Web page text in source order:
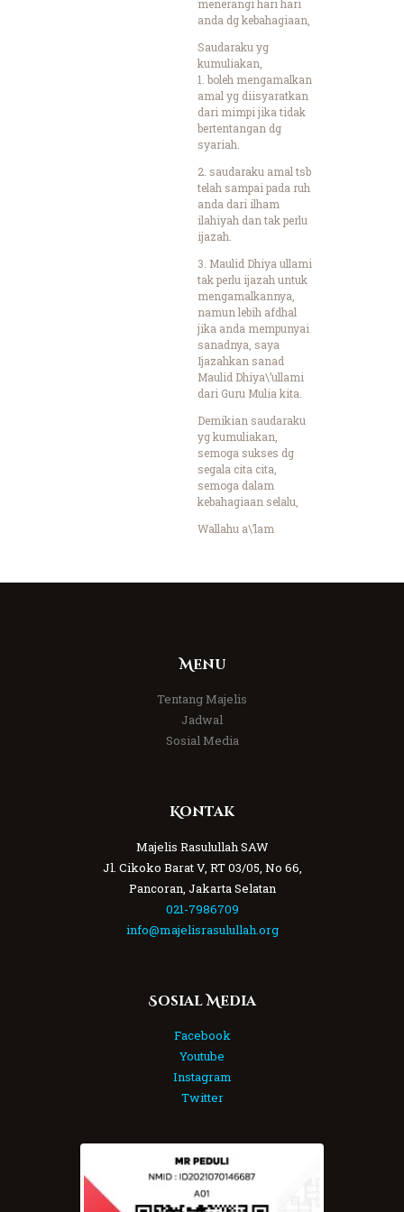
menerangi hari hari
anda dg kebahagiaan,
Saudaraku yg
kumuliakan,
1. boleh mengamalkan
amal yg diisyaratkan
dari mimpi jika tidak
bertentangan dg
syariah.
2. saudaraku amal tsb
telah sampai pada ruh
anda dari ilham
ilahiyah dan tak perlu
ijazah.
3. Maulid Dhiya ullami
tak perlu ijazah untuk
mengamalkannya,
namun lebih afdhal
jika anda mempunyai
sanadnya, saya
Ijazahkan sanad
Maulid Dhiya\’ullami
dari Guru Mulia kita.
Demikian saudaraku
yg kumuliakan,
semoga sukses dg
segala cita cita,
semoga dalam
kebahagiaan selalu,
Wallahu a\’lam
Menu
Tentang Majelis
Jadwal
Sosial Media
Kontak
Majelis Rasulullah SAW
Jl. Cikoko Barat V, RT 03/05, No 66,
Pancoran, Jakarta Selatan
021-7986709
info@majelisrasulullah.org
Sosial Media
Facebook
Youtube
Instagram
Twitter